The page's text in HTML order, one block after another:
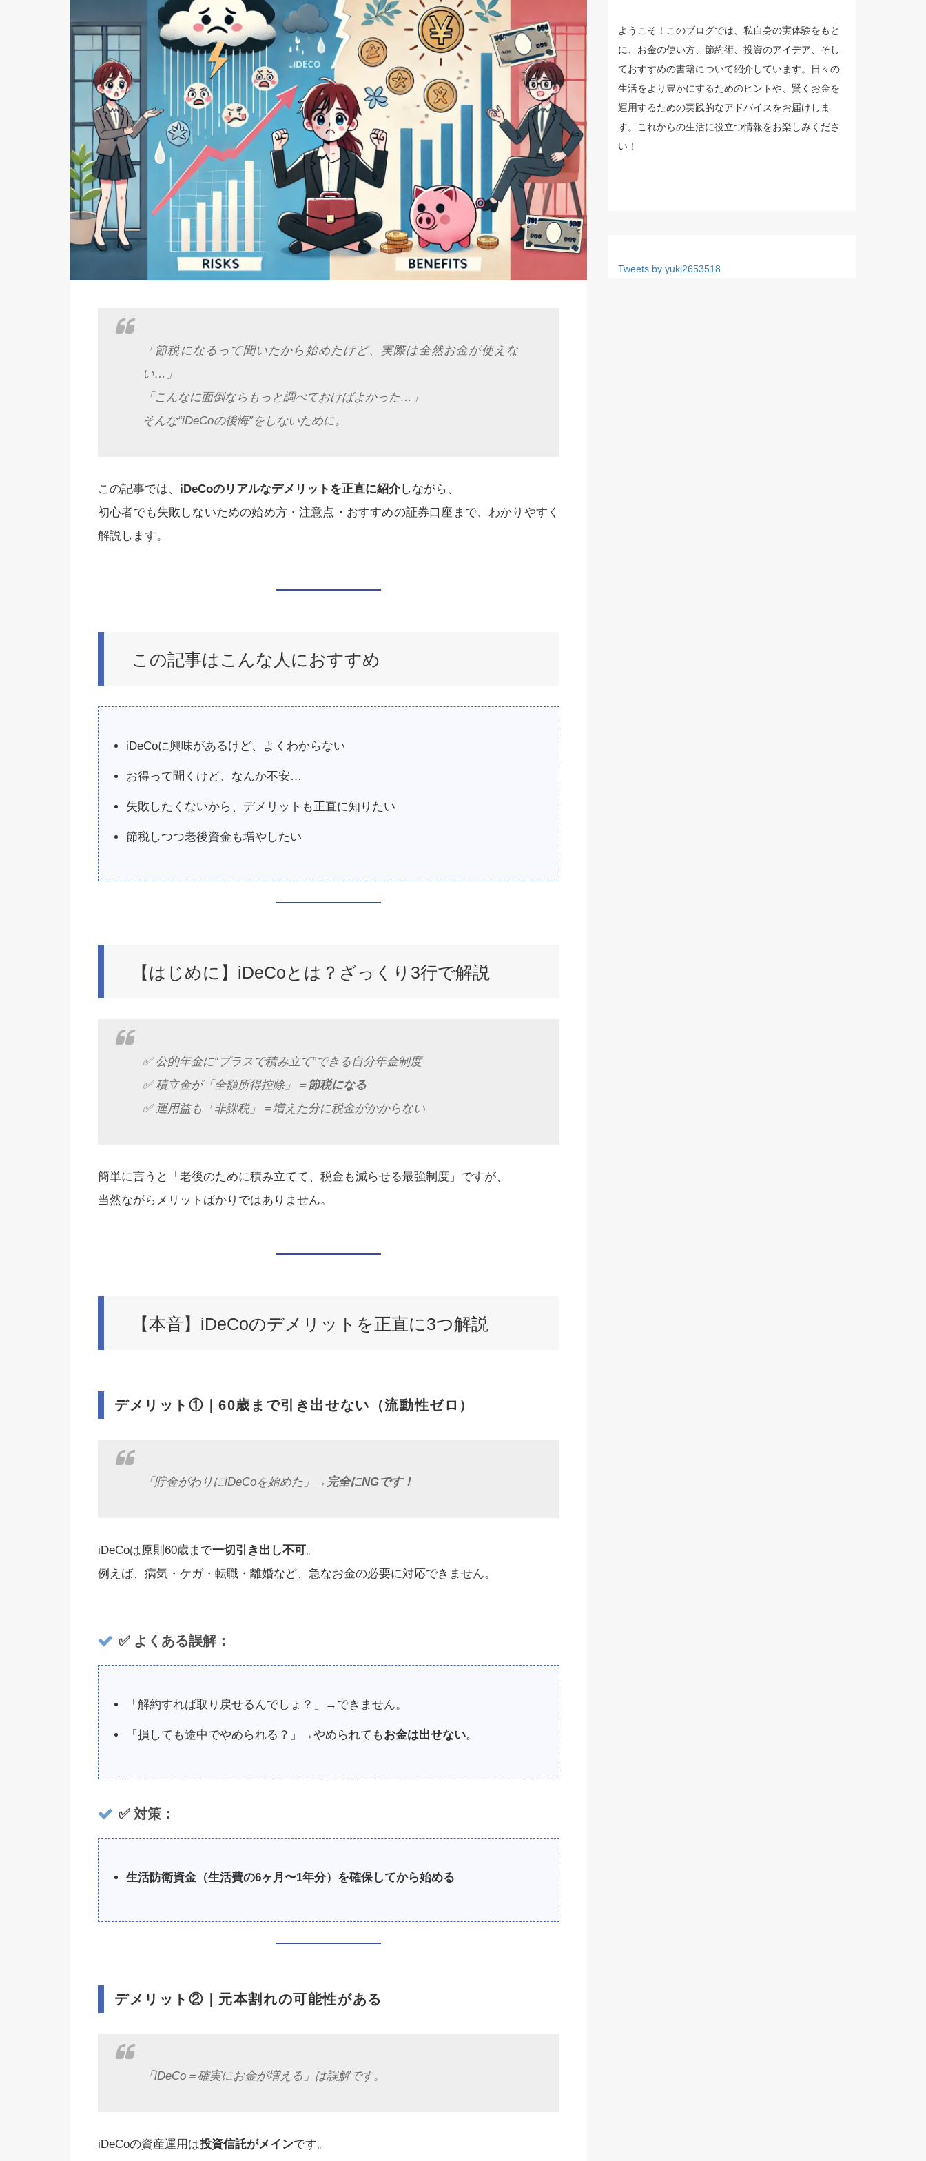
「節税になるって聞いたから始めたけど、実際は全然お金が使えな
い…」
「こんなに面倒ならもっと調べておけばよかった…」
そんな“iDeCoの後悔”をしないために。
この記事では、 iDeCoのリアルなデメリットを正直に紹介しながら、
初心者でも失敗しないための始め方・注意点・おすすめの証券口座まで、わかりやすく
解説します。
この記事はこんな人におすすめ
iDeCoに興味があるけど、よくわからない
お得って聞くけど、なんか不安…
失敗したくないから、デメリットも正直に知りたい
節税しつつ老後資金も増やしたい
【はじめに】iDeCoとは？ざっくり3行で解説
✅ 公的年金に“プラスで積み立て”できる自分年金制度
✅ 積立金が「全額所得控除」＝ 節税になる
✅ 運用益も「非課税」＝増えた分に税金がかからない
簡単に言うと「老後のために積み立てて、税金も減らせる最強制度」ですが、
当然ながらメリットばかりではありません。
【本音】iDeCoのデメリットを正直に3つ解説
デメリット①｜60歳まで引き出せない（流動性ゼロ）
「貯金がわりにiDeCoを始めた」→ 完全にNGです！
iDeCoは原則60歳まで一切引き出し不可。
例えば、病気・ケガ・転職・離婚など、急なお金の必要に対応できません。
✅ よくある誤解：
「解約すれば取り戻せるんでしょ？」→できません。
「損しても途中でやめられる？」→やめられてもお金は出せない。
✅ 対策：
生活防衛資金（生活費の6ヶ月〜1年分）を確保してから始める
デメリット②｜ 元本割れの可能性がある
「iDeCo＝確実にお金が増える」は誤解です。
iDeCoの資産運用は投資信託がメインです。
ようこそ！このブログでは、私自身の実体験をもと
に、お金の使い方、節約術、投資のアイデア、そし
ておすすめの書籍について紹介しています。日々の
生活をより豊かにするためのヒントや、賢くお金を
運用するための実践的なアドバイスをお届けしま
す。これからの生活に役立つ情報をお楽しみくださ
い！
Tweets by yuki2653518